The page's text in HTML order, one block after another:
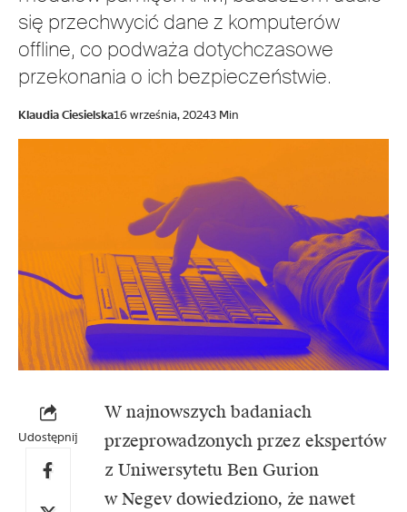
się przechwycić dane z komputerów
offline, co podważa dotychczasowe
przekonania o ich bezpieczeństwie.
Klaudia Ciesielska16 września, 20243 Min
Udostępnij
W najnowszych badaniach
przeprowadzonych przez ekspertów
z Uniwersytetu Ben Gurion
w Negevdowiedziono, że nawet